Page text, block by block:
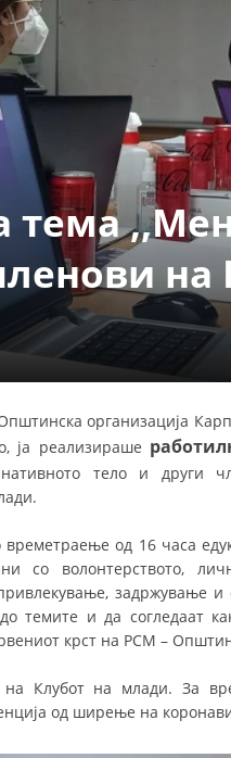
ЕДУКАТИВНО
тема
на
организација
ја реализираше
тело и други
од 16 часа
со волонтерството,
задржување
темите и да согледаат
крст на РСМ –
Клубот на млади. За
од ширење на